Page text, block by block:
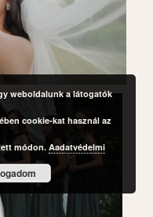
weboldalunk a látogatók
cookie-kat használ az
módon. Aadatvédelmi